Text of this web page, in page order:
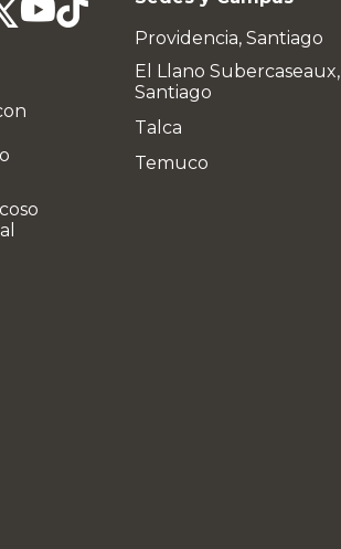
Providencia, Santiago
El Llano Subercaseaux,
Santiago
Talca
Temuco